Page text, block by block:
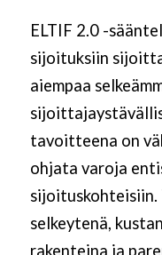
ELTIF 2.0 -
sijoituksiin
aiempaa
tavoitteena on
ohjata varoja
sijoituskohteisiin.
selkeytenä,
rakenteina ja